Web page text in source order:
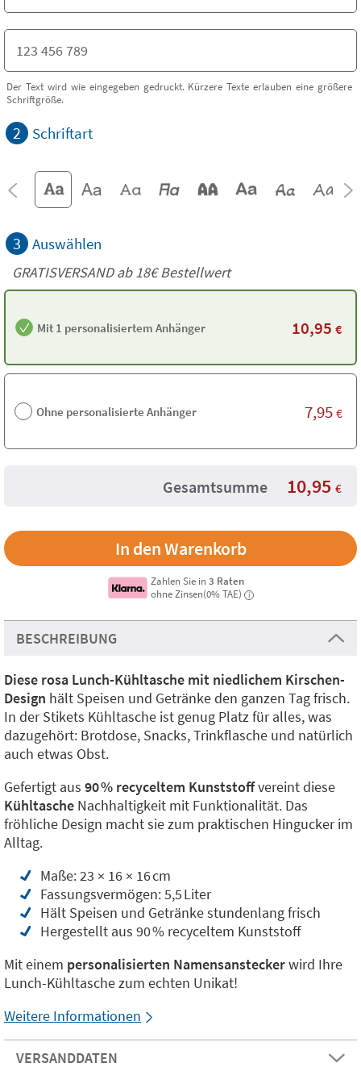
Der Text wird wie eingegeben gedruckt. Kürzere Texte erlauben eine größere
Schriftgröße.
2 Schriftart
3 Auswählen
GRATISVERSAND ab18€Bestellwert
Mit 1 personalisiertem Anhänger 10,95 €
Ohne personalisierte Anhänger 7,95 €
Gesamtsumme 10,95 €
Zahlen Sie in3 Raten
ohne Zinsen(0% TAE)
i
BESCHREIBUNG
Diese rosa Lunch-Kühltasche mit niedlichem Kirschen-
Design hält Speisen und Getränke den ganzen Tag frisch.
In der Stikets Kühltasche ist genug Platz für alles, was
dazugehört: Brotdose, Snacks, Trinkflasche und natürlich
auch etwas Obst.
Gefertigt aus 90 % recyceltem Kunststoffvereint diese
Kühltasche Nachhaltigkeit mit Funktionalität. Das
fröhliche Design macht sie zum praktischen Hingucker im
Alltag.
Maße: 23 × 16 × 16 cm
Fassungsvermögen: 5,5 Liter
Hält Speisen und Getränke stundenlang frisch
Hergestellt aus 90 % recyceltem Kunststoff
Mit einem personalisierten Namensansteckerwird Ihre
Lunch-Kühltasche zum echten Unikat!
Weitere Informationen
VERSANDDATEN